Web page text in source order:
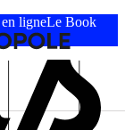
ligneLe Book